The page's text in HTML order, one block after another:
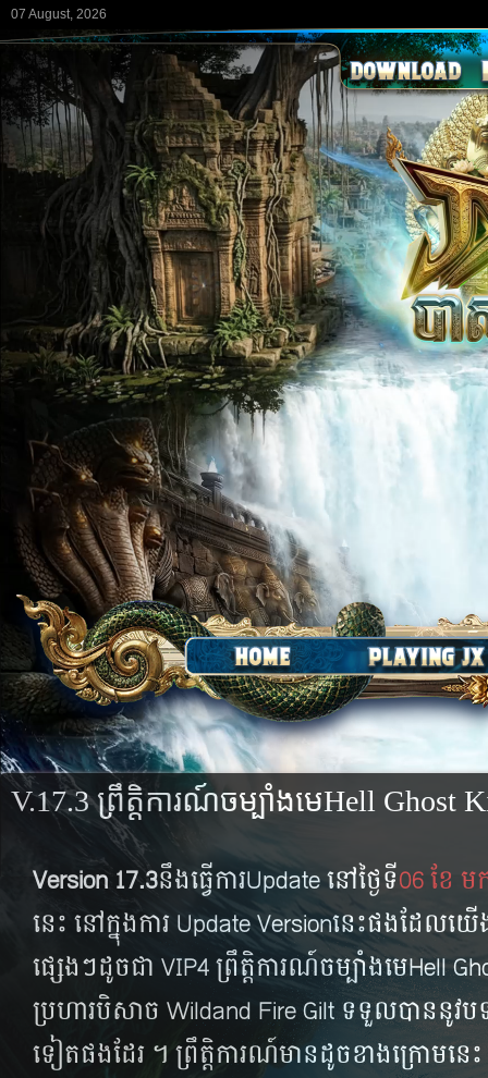
07 August, 2026
V.17.3​ ​ព្រឹត្តិការណ៍ចម្បាំងមេHell Ghost
Version 17.3នឹងធ្វើការUpdate នៅថ្ងៃទី06 ខែ ម
នេះ នៅក្នុងការ Update​ Versionនេះផងដែលយ
ផ្សេងៗដូចជា VIP4 ព្រឹត្តិការណ៍ចម្បាំងមេHell
ប្រហារបិសាច Wildand Fire Gilt ទទួលបាននូវ
ទៀតផងដែរ ។​ ​ព្រឹត្តិការណ៍មានដូចខាងក្រោមនេ